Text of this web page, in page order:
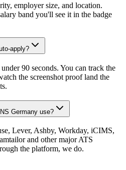
employer size, and location.
band you'll see it in the badge
apply?
90 seconds. You can track the
the screenshot proof land the
Germany use?
Lever, Ashby, Workday, iCIMS,
and other major ATS
the platform, we do.